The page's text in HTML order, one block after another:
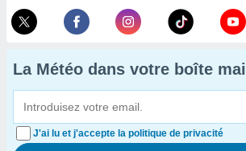
La Météo dans votre boîte mail
J'ai lu et j'accepte la politique de privacité